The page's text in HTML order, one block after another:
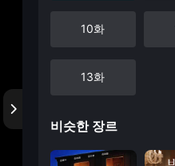
10화
13화
비슷한 장르